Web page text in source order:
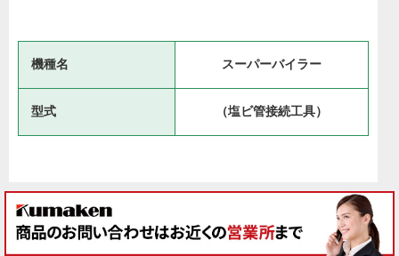
機種名 スーパーバイラー
型式 （塩ビ管接続工具）